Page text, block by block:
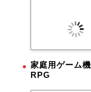
家庭用ゲーム
RPG